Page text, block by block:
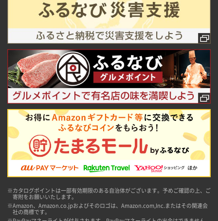
※カタログポイントは一部有効期限のある自治体がございます。予めご確認の上、ご
寄附をお願いいたします。
※Amazon、Amazon.co.jpおよびそのロゴは、Amazon.com,Inc.またはその関連会
社の商標です。